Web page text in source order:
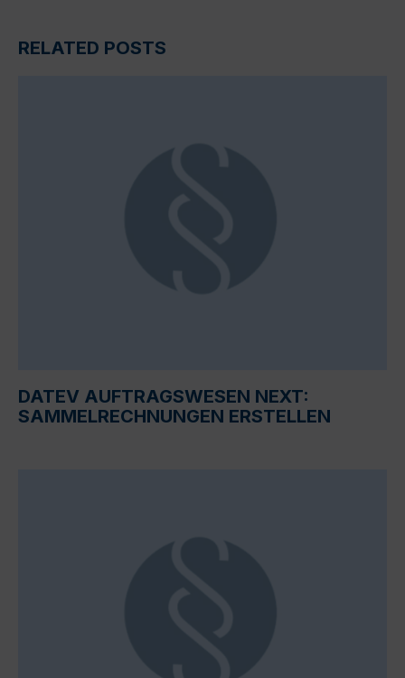
RELATED POSTS
DATEV AUFTRAGSWESEN NEXT:
SAMMELRECHNUNGEN ERSTELLEN